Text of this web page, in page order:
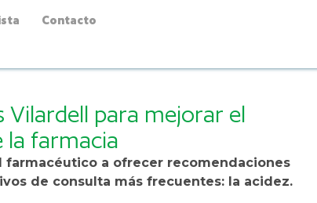
Contacto
Vilardell para mejorar el
la farmacia
farmacéutico a ofrecer recomendaciones
de consulta más frecuentes: la acidez.